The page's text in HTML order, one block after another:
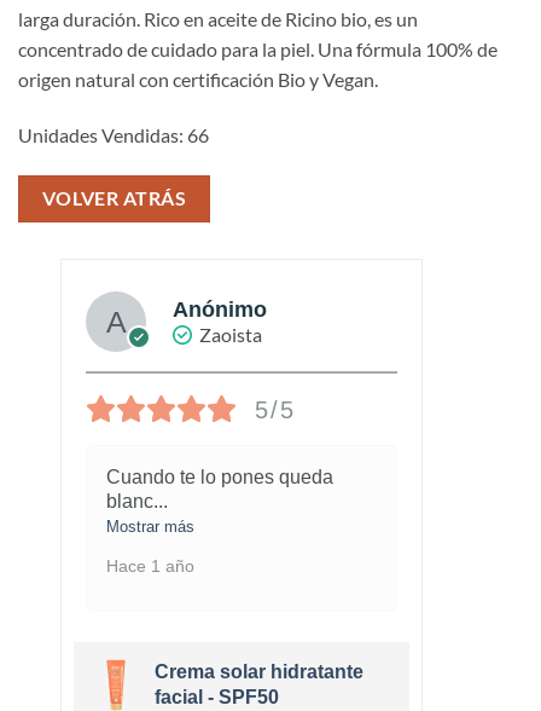
de un
larga duración. Rico en aceite de Ricino bio, es un
concentrado de cuidado para la piel. Una fórmula 100% de
origen natural con certificación Bio y Vegan.
Unidades Vendidas: 66
VOLVER ATRÁS
Anónimo
Zaoista
5/5
Cuando te lo pones queda
blanc...
Mostrar más
Hace 1 año
Crema solar hidratante
facial - SPF50